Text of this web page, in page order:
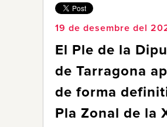
19 de desembre del
El Ple de la
de Tarragona
de forma
Pla Zonal de la